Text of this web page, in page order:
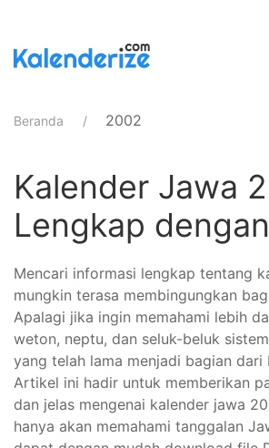
Beranda 2002
Kalender Jawa
Lengkap
Mencari informasi lengkap tentang
mungkin terasa membingungkan
Apalagi jika ingin memahami lebih
weton, neptu, dan seluk-beluk
yang telah lama menjadi bagian dari
Artikel ini hadir untuk memberikan
dan jelas mengenai kalender jawa
hanya akan memahami tanggalan